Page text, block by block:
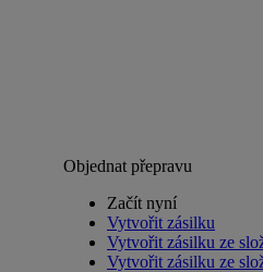
Objednat přepravu
Začít nyní
Vytvořit zásilku
Vytvořit zásilku ze
Vytvořit zásilku ze